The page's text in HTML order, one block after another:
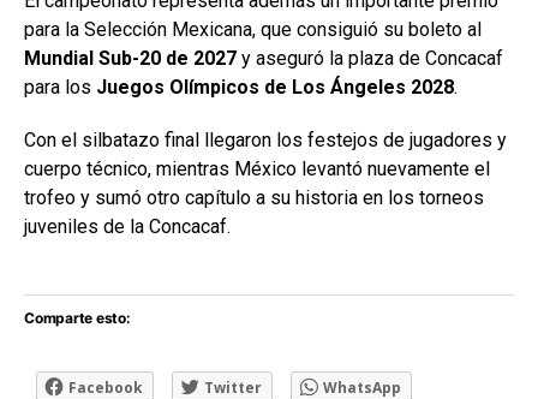
para la Selección Mexicana, que consiguió su boleto al
Mundial Sub-20 de 2027 y aseguró la plaza de Concacaf
para los Juegos Olímpicos de Los Ángeles 2028.
Con el silbatazo final llegaron los festejos de jugadores y
cuerpo técnico, mientras México levantó nuevamente el
trofeo y sumó otro capítulo a su historia en los torneos
juveniles de la Concacaf.
Comparte esto:
Facebook Twitter WhatsApp